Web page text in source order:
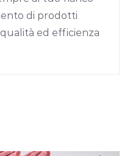
di prodotti
ed efficienza